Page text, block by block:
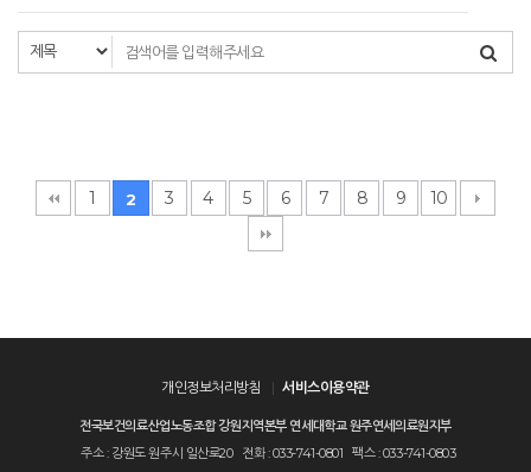
1 2 3 4 5 6 7 8 9 10
개인정보처리방침 서비스이용약관
전국보건의료산업노동조합 강원지역본부 연세대학교 원주연세의료원지부
주소 : 강원도 원주시 일산로20
전화 : 033-741-0801 팩스 : 033-741-0803